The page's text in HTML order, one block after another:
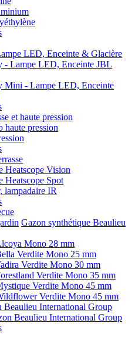
LED, Enceinte & Glacière
- Lampe LED, Enceinte JBL
Mini - Lampe LED, Enceinte
et haute pression
haute pression
Heatscope Vision
Heatscope Spot
lampadaire IR
Gazon synthétique Beaulieu
Mono 28 mm
Verdite Mono 25 mm
Verdite Mono 30 mm
Verdite Mono 35 mm
Verdite Mono 45 mm
Verdite Mono 45 mm
Beaulieu International Group
Beaulieu International Group